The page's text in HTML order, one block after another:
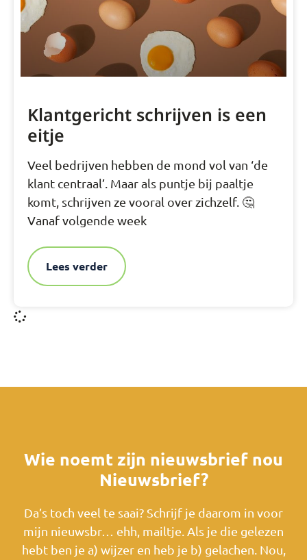
Klantgericht schrijven is een
eitje
Veel bedrijven hebben de mond vol van ‘de
klant centraal’. Maar als puntje bij paaltje
komt, schrijven ze vooral over zichzelf. 🤔
Vanaf volgende week
Lees verder
Wie noemt zijn nieuwsbrief nou
Nieuwsbrief?
Da’s toch veel te saai? Schrijf je daarom in voor
mijn nieuwsbr… ehh, mailtje. Als je die gelezen
hebt ben je a) wijzer en heb je b) gelachen. Nou,